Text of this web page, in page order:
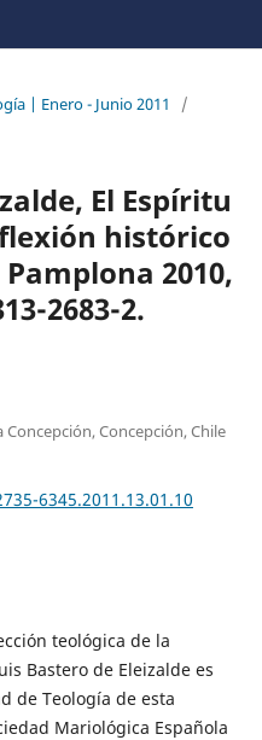
| Enero - Junio 2011
/
El Espíritu
histórico
2010,
2683-2.
Concepción, Chile
6345.2011.13.01.10
teológica de la
Bastero de Eleizalde es
de Teología de esta
Mariológica Española